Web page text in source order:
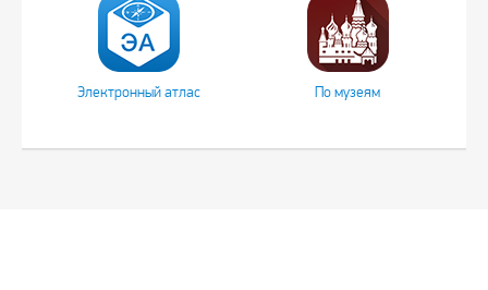
Электронный атлас По музеям